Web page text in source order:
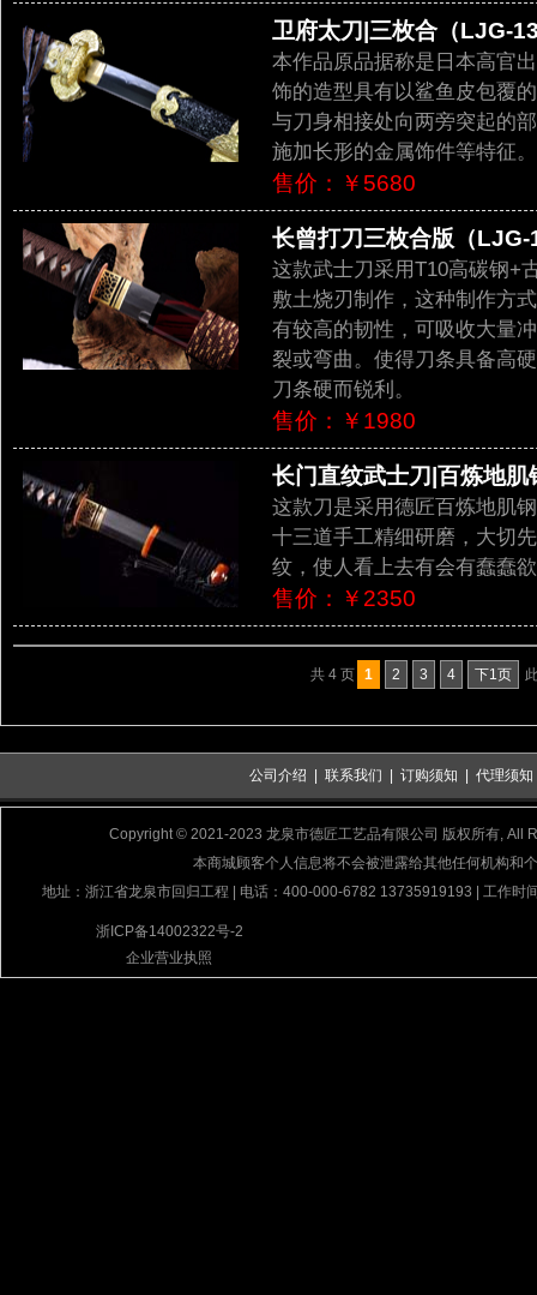
卫府太刀|三枚合（LJG-
本作品原品据称是日本高官
饰的造型具有以鲨鱼皮包覆
与刀身相接处向两旁突起的
施加长形的金属饰件等特征。
售价：￥5680
长曾打刀三枚合版（LJG-
这款武士刀采用T10高碳钢+
敷土烧刃制作，这种制作方
有较高的韧性，可吸收大量
裂或弯曲。使得刀条具备高
刀条硬而锐利。
售价：￥1980
长门直纹武士刀|百炼地
这款刀是采用德匠百炼地肌
十三道手工精细研磨，大切
纹，使人看上去有会有蠢蠢
售价：￥2350
共 4 页 1 2 3 4 下1页
公司介绍 联系我们 订购须知 代理须知
Copyright © 2021-2023 龙泉市德匠工艺品有限公司 版权所有, All
本商城顾客个人信息将不会被泄露给其他任何机构和
地址：浙江省龙泉市回归工程 | 电话：400-000-6782 13735919193 | 工作时
浙ICP备14002322号-2
企业营业执照